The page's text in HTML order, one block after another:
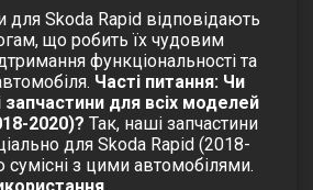
для Skoda Rapid відповідають
що робить їх чудовим
функціональності та
Часті питання: Чи
запчастини для всіх моделей
2020)? Так, наші запчастини
для Skoda Rapid (2018-
сумісні з цими автомобілями.